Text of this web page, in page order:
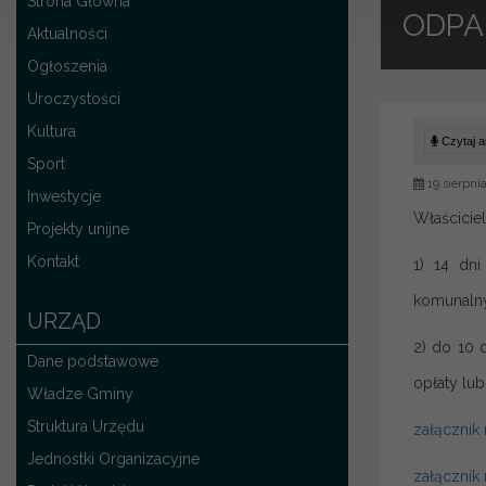
Aktualności
Ogłoszenia
Uroczystości
Kultura
Sport
Inwestycje
Projekty unijne
Kontakt
URZĄD
Dane podstawowe
Władze Gminy
Struktura Urzędu
Jednostki Organizacyjne
Czytaj
19
1) 14
2) do 10
opłaty